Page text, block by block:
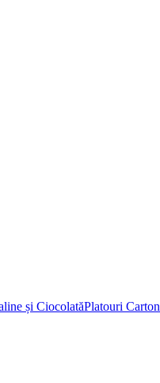
și CiocolatăPlatouri Carton